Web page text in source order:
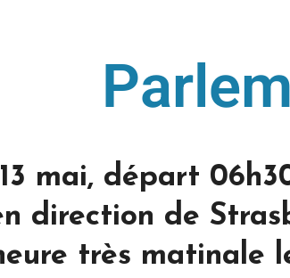
mai, départ
direction de
très matinale